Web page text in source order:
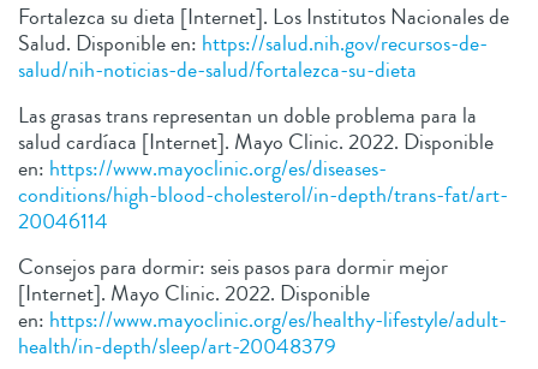
Fortalezca su dieta [Internet]. Los Institutos Nacionales de
Salud. Disponible en: https://salud.nih.gov/recursos-de-
salud/nih-noticias-de-salud/fortalezca-su-dieta
Las grasas trans representan un doble problema para la
salud cardíaca [Internet]. Mayo Clinic. 2022. Disponible
en: https://www.mayoclinic.org/es/diseases-
conditions/high-blood-cholesterol/in-depth/trans-fat/art-
20046114
Consejos para dormir: seis pasos para dormir mejor
[Internet]. Mayo Clinic. 2022. Disponible
en: https://www.mayoclinic.org/es/healthy-lifestyle/adult-
health/in-depth/sleep/art-20048379